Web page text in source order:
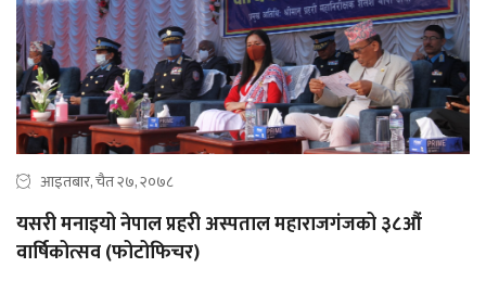
आइतबार, चैत २७, २०७८
यसरी मनाइयो नेपाल प्रहरी अस्पताल महाराजगंजको ३८औं
वार्षिकोत्सव (फोटोफिचर)